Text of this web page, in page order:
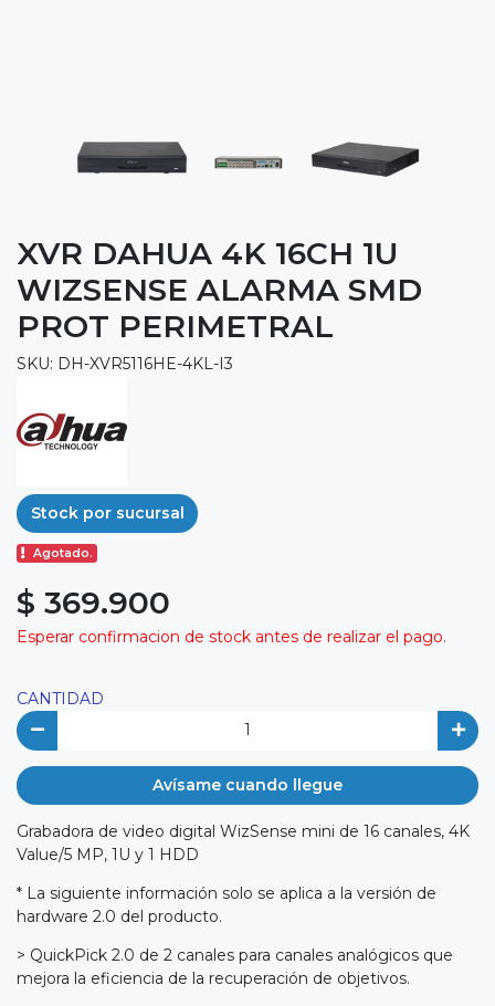
XVR DAHUA 4K 16CH 1U
WIZSENSE ALARMA SMD
PROT PERIMETRAL
SKU: DH-XVR5116HE-4KL-I3
Stock por sucursal
Agotado.
$ 369.900
Esperar confirmacion de stock antes de realizar el pago.
CANTIDAD
Avísame cuando llegue
Grabadora de video digital WizSense mini de 16 canales, 4K
Value/5 MP, 1U y 1 HDD
* La siguiente información solo se aplica a la versión de
hardware 2.0 del producto.
> QuickPick 2.0 de 2 canales para canales analógicos que
mejora la eficiencia de la recuperación de objetivos.